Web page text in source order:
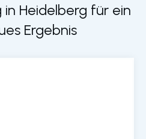
in Heidelberg für ein
Ergebnis